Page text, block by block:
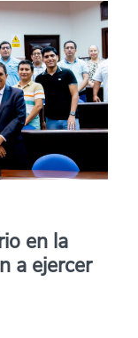
en la
a ejercer